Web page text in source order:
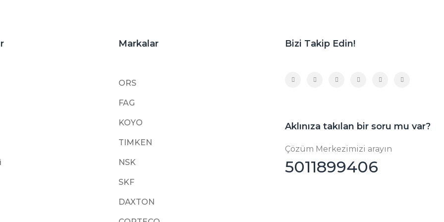
Markalar
ORS
FAG
KOYO
TIMKEN
NSK
SKF
DAXTON
Bizi Takip Edin!
Aklınıza takılan bir soru mu var?
Çözüm Merkezimizi arayın
5011899406